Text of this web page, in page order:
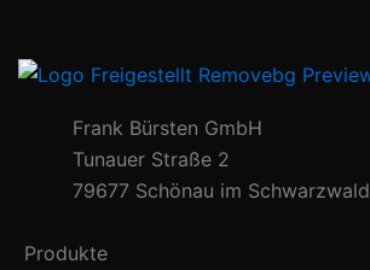
Frank Bürsten GmbH
Tunauer Straße 2
79677 Schönau im Schwarzwald
Produkte